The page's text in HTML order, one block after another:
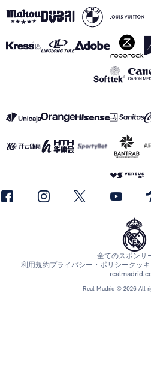
Real Madrid © 2026 All
全てのスポンサ
利用規約プライバシー・ポリシークッ